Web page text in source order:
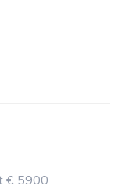
€ 5900